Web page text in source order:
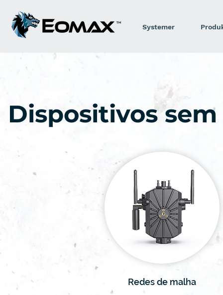
Systemer
Dispositivos
Redes de malha